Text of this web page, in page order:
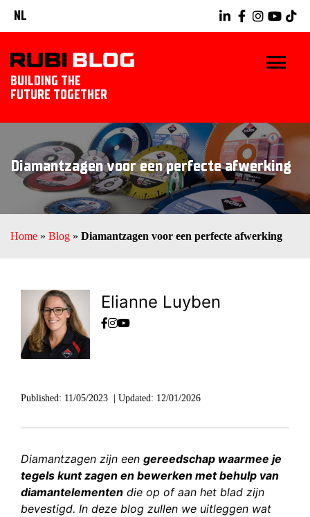
NL
BUILDING THE
FUTURE TOGETHER
HOME
TIPS & TRICKS
RUBI GEREEDSCHAPPEN
TEGELWERK IDEEËN
Diamantzagen voor een perfecte afwerking
Home » Blog » Diamantzagen voor een perfecte afwerking
Elianne Luyben
Published: 11/05/2023 Updated: 12/01/2026
Diamantzagen zijn een gereedschap waarmee je
tegels kunt zagen en bewerken met behulp van
diamantelementen die op of aan het blad zijn
bevestigd. In deze blog zullen we uitleggen wat